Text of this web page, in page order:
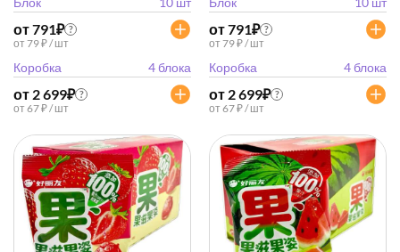
от 791₽ ?
от 79 ₽ / шт
Коробка 4 блока
от 2 699₽ ?
от 67 ₽ / шт
от 791₽ ?
от 79 ₽ / шт
Коробка 4 блока
от 2 699₽ ?
от 67 ₽ / шт